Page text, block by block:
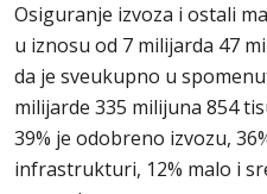
Osiguranje izvoza i ostali
u iznosu od 7 milijarda 47
da je sveukupno u
milijarde 335 milijuna 854
39% je odobreno izvozu,
infrastrukturi, 12% malo i